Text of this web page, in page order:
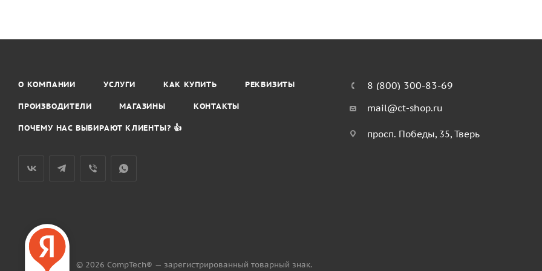
О КОМПАНИИ УСЛУГИ КАК КУПИТЬ РЕКВИЗИТЫ
ПРОИЗВОДИТЕЛИ МАГАЗИНЫ КОНТАКТЫ
ПОЧЕМУ НАС ВЫБИРАЮТ КЛИЕНТЫ? 👍
8 (800) 300-83-69
mail@ct-shop.ru
просп. Победы, 35, Тверь
© 2026 CompTech® — зарегистрированный товарный знак.